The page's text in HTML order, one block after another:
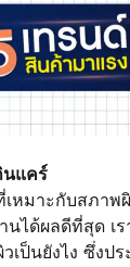
นแคร์
เหมาะกับสภา
ได้ผลดีที่สุด เร
เป็นยังไง ซึ่งป